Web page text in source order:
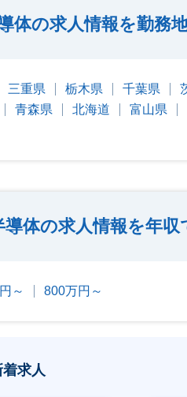
体の求人情報を勤務
三重県 栃木県 千葉県
青森県 北海道 富山県
体の求人情報を年収
～ 800万円～
着求人